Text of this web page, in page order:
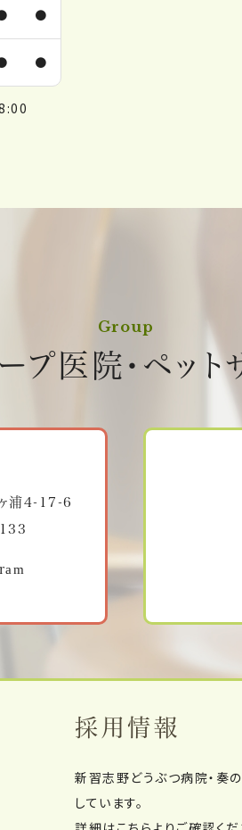
●
●
Group
プ医院・ペット
浦4-17-6
採用情報
新習志野どうぶつ病院・奏
しています。